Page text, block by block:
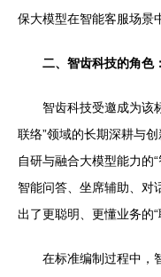
保大模型在智能客服场景
二、智齿科技的角色
智齿科技受邀成为该
联络”领域的长期深耕与
自研与融合大模型能力的
智能问答、坐席辅助、对
出了更聪明、更懂业务的“
在标准编制过程中，